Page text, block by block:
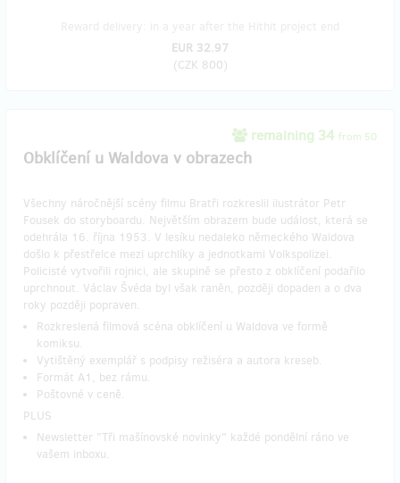
EUR 32.97
(CZK 800)
remaining 34 from 50
Obklíčení u Waldova v obrazech
Všechny náročnější scény filmu Bratři rozkreslil ilustrátor Petr
Fousek do storyboardu. Největším obrazem bude událost, která se
odehrála 16. října 1953. V lesíku nedaleko německého Waldova
došlo k přestřelce mezi uprchlíky a jednotkami Volkspolizei.
Policisté vytvořili rojnici, ale skupině se přesto z obklíčení podařilo
uprchnout. Václav Švéda byl však raněn, později dopaden a o dva
roky později popraven.
Rozkreslená filmová scéna obklíčení u Waldova ve formě
komiksu.
Vytištěný exemplář s podpisy režiséra a autora kreseb.
Formát A1, bez rámu.
Poštovné v ceně.
PLUS
Newsletter "Tři mašínovské novinky" každé pondělní ráno ve
vašem inboxu.